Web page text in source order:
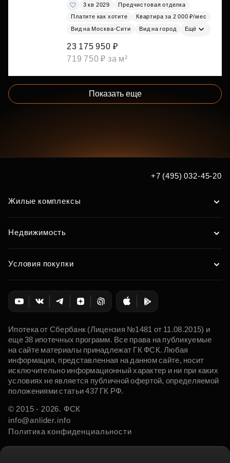
3 кв 2029
Предчистовая отделка
Платите как хотите
Квартира за 2 000 ₽/мес
Вид на Москва-Сити Вид на город Ещё
23 175 950 ₽
719 750 ₽ за м²
Показать еще
+7 (495) 032-45-20
Жилые комплексы
Недвижимость
Условия покупки
Ипотека от Сбербанк (Лицензия №1481 от 11.08.2015) и
еще 38 ипотечных программ. Все права на публикуемые
на сайте материалы принадлежат ГК ФСК. Любая
информация, представленная на данном сайте, носит
исключительно информационный характер и ни при каких
условиях не является публичной офертой, определяемой
положениями статьи 437 ГК РФ.
© 2015 - 2026. ФСК
info@anlider.info
Политика конфиденциальности